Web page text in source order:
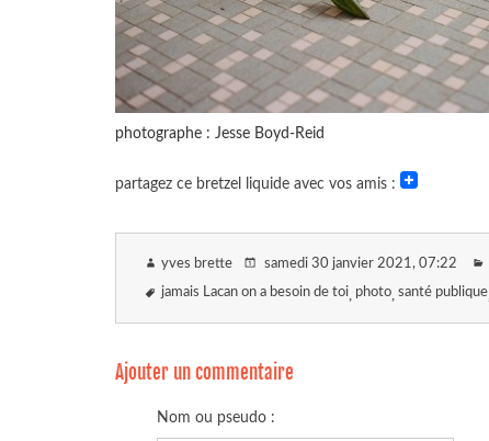
photographe : Jesse Boyd-Reid
partagez ce bretzel liquide avec vos amis :
yves brette samedi 30 janvier 2021, 07:22
jamais Lacan on a besoin de toi photo santé publique
Ajouter un commentaire
Nom ou pseudo :